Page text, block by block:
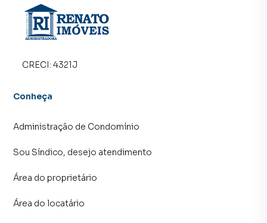
central de atendimento preparada para atender
proprietários e inquilinos.
CRECI: 4321J
Conheça
Administração de Condomínio
Sou Síndico, desejo atendimento
Área do proprietário
Área do locatário